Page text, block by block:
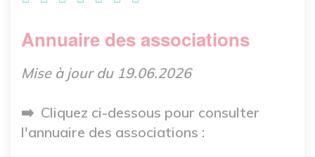
Annuaire des associations
Mise à jour du 19.06.2026
➡️ Cliquez ci-dessous pour consulter
l'annuaire des associations :